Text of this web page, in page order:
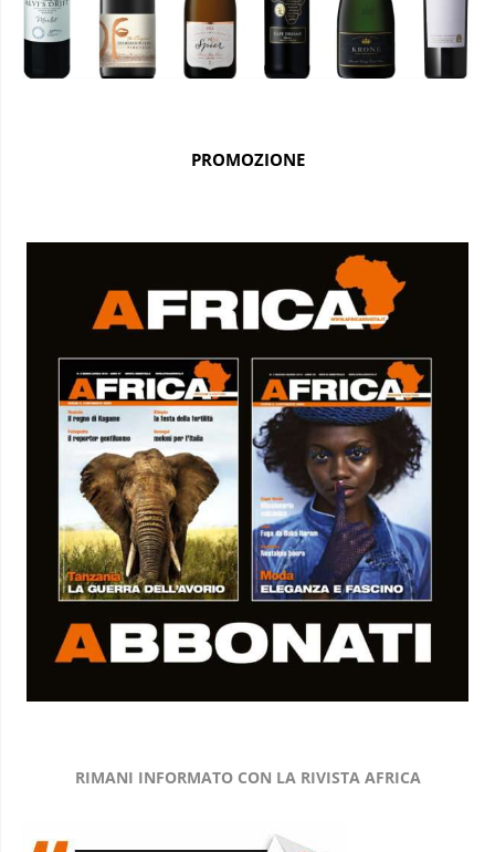
PROMOZIONE
RIMANI INFORMATO CON LA RIVISTA AFRICA